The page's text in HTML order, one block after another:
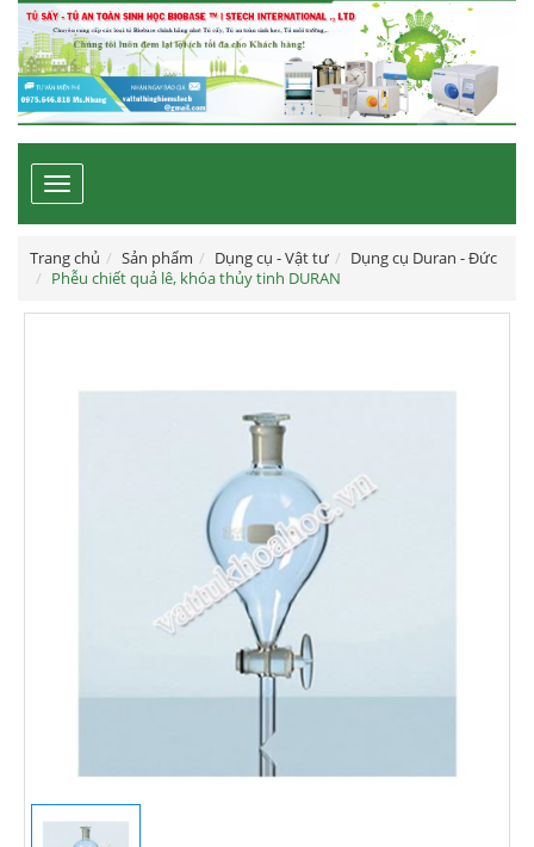
Toggle
navigation
Trang chủ Sản phẩm Dụng cụ - Vật tư
Dụng cụ Duran - Đức
Phễu chiết quả lê, khóa thủy tinh DURAN